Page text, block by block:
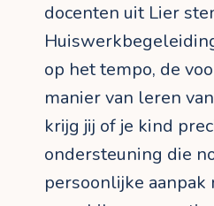
docenten uit Lier
op het tempo, de
manier van leren
krijg jij of je kind
ondersteuning die
persoonlijke aanpak